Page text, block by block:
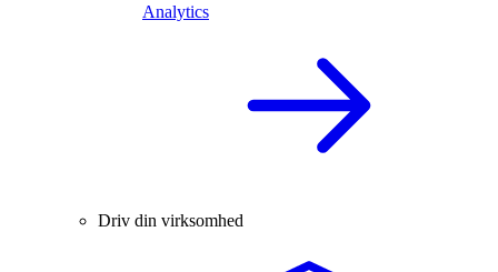
Analytics
Driv din virksomhed